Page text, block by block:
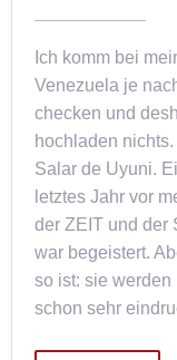
Ich komm bei
Venezuela je
checken und
hochladen
Salar de Uyuni.
letztes Jahr vor
der ZEIT und der
war begeistert.
so ist: sie werden
schon sehr